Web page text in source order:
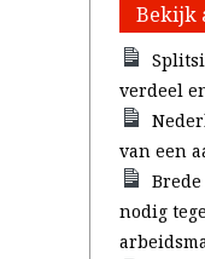
Bekijk
verdeel
van een
nodig